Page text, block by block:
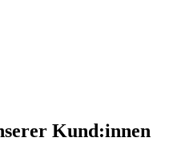
Kund:innen